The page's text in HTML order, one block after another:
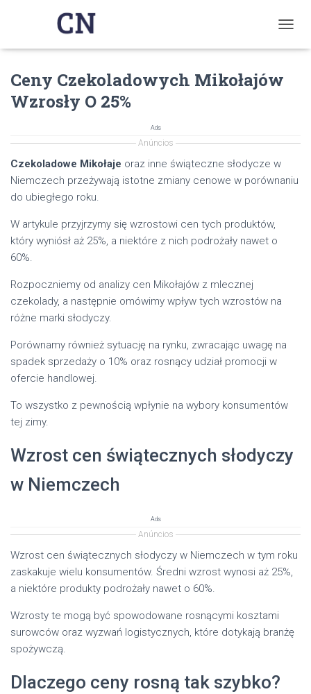
O
A
Ceny Czekoladowych Mikołajów
Wzrosły O 25%
Ads
Anúncios
Czekoladowe Mikołaje oraz inne świąteczne słodycze w
Niemczech przeżywają istotne zmiany cenowe w porównaniu
do ubiegłego roku.
W artykule przyjrzymy się wzrostowi cen tych produktów,
który wyniósł aż 25%, a niektóre z nich podrożały nawet o
60%.
Rozpoczniemy od analizy cen Mikołajów z mlecznej
czekolady, a następnie omówimy wpływ tych wzrostów na
różne marki słodyczy.
Porównamy również sytuację na rynku, zwracając uwagę na
spadek sprzedaży o 10% oraz rosnący udział promocji w
ofercie handlowej.
To wszystko z pewnością wpłynie na wybory konsumentów
tej zimy.
Wzrost cen świątecznych słodyczy
w Niemczech
Ads
Anúncios
Wzrost cen świątecznych słodyczy w Niemczech w tym roku
zaskakuje wielu konsumentów. Średni wzrost wynosi aż 25%,
a niektóre produkty podrożały nawet o 60%.
Wzrosty te mogą być spowodowane rosnącymi kosztami
surowców oraz wyzwań logistycznych, które dotykają branżę
spożywczą.
Dlaczego ceny rosną tak szybko?